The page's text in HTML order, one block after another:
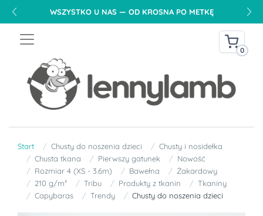
WSZYSTKO U NAS — OD KROSNA PO METKĘ
0
Start Chusty do noszenia dzieci
Chusty i nosidełka
Chusta tkana
Pierwszy gatunek
Nowość
Rozmiar 4 (XS - 3.6m)
Bawełna
Żakardowy
210 g/m²
Tribu Produkty z tkanin
Tkaniny
Capybaras
Trendy Chusty do noszenia dzieci